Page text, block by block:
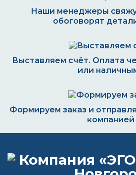
Наши менеджеры
обоговорят
Выставляем счёт. Оплата
или
Формируем заказ и
компанией